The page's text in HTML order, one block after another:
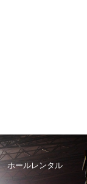
ホールレンタル